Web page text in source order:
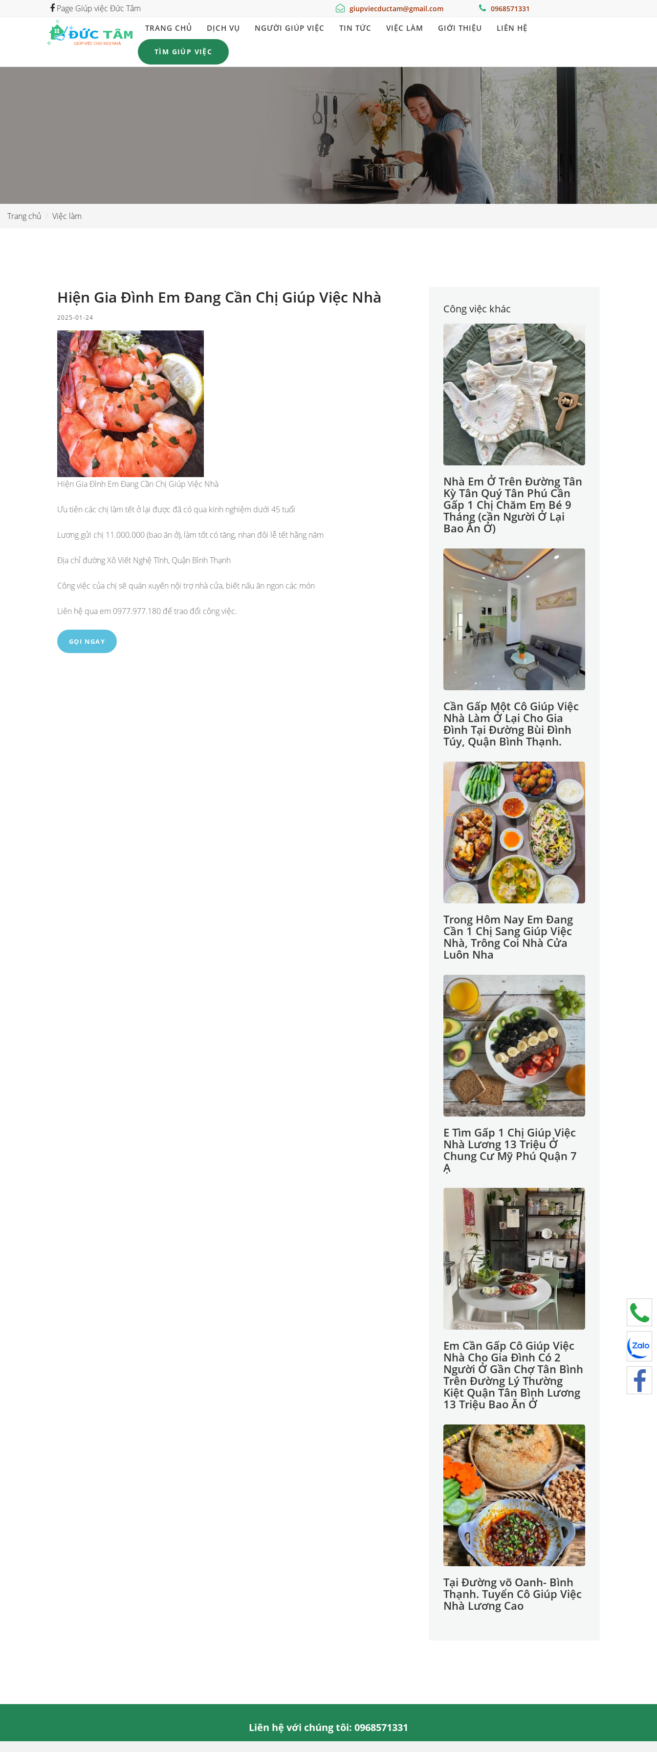
Page Giúp việc Đức Tâm giupviecductam@gmail.com 0968571331
TRANG CHỦ DỊCH VỤ NGƯỜI GIÚP VIỆC TIN TỨC VIỆC LÀM GIỚI THIỆU LIÊN HỆ
TÌM GIÚP VIỆC
Trang chủ Việc làm
Hiện Gia Đình Em Đang Cần Chị Giúp Việc Nhà
2025-01-24
Hiện Gia Đình Em Đang Cần Chị Giúp Việc Nhà
Ưu tiên các chị làm tết ở lại được đã có qua kinh nghiệm dưới 45 tuổi
Lương gửi chị 11.000.000 (bao ăn ở), làm tốt có tăng, nhan đôi lễ tết hằng năm
Địa chỉ đường Xô Viết Nghệ Tĩnh, Quận Bình Thạnh
Công việc của chị sẽ quán xuyến nội trợ nhà cửa, biết nấu ăn ngon các món
Liên hệ qua em 0977.977.180 để trao đổi công việc.
GỌI NGAY
Công việc khác
Nhà Em Ở Trên Đường Tân
Kỳ Tân Quý Tân Phú Cần
Gấp 1 Chị Chăm Em Bé 9
Tháng (cần Người Ở Lại
Bao Ăn Ở)
Cần Gấp Một Cô Giúp Việc
Nhà Làm Ở Lại Cho Gia
Đình Tại Đường Bùi Đình
Túy, Quận Bình Thạnh.
Trong Hôm Nay Em Đang
Cần 1 Chị Sang Giúp Việc
Nhà, Trông Coi Nhà Cửa
Luôn Nha
E Tìm Gấp 1 Chị Giúp Việc
Nhà Lương 13 Triệu Ở
Chung Cư Mỹ Phú Quận 7
Ạ
Em Cần Gấp Cô Giúp Việc
Nhà Cho Gia Đình Có 2
Người Ở Gần Chợ Tân Bình
Trên Đường Lý Thường
Kiệt Quận Tân Bình Lương
13 Triệu Bao Ăn Ở
Tại Đường võ Oanh- Bình
Thạnh. Tuyển Cô Giúp Việc
Nhà Lương Cao
Liên hệ với chúng tôi: 0968571331